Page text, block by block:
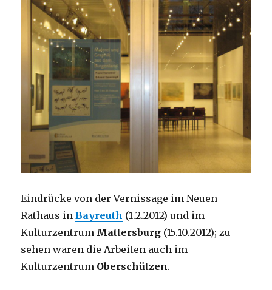
Eindrücke von der Vernissage im Neuen
Rathaus inBayreuth (1.2.2012) und im
Kulturzentrum Mattersburg (15.10.2012); zu
sehen waren die Arbeiten auch im
Kulturzentrum Oberschützen.